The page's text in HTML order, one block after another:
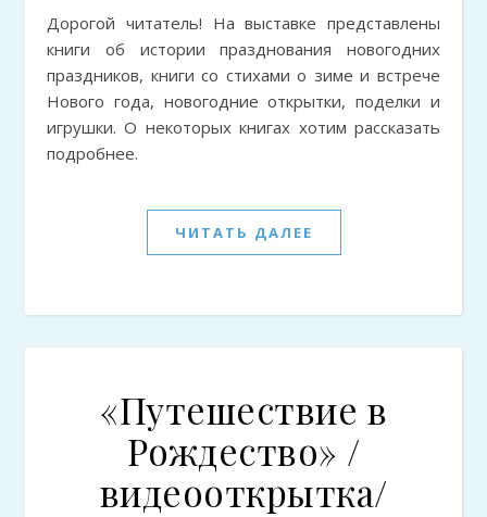
Дорогой читатель! На выставке представлены
книги об истории празднования новогодних
праздников, книги со стихами о зиме и встрече
Нового года, новогодние открытки, поделки и
игрушки. О некоторых книгах хотим рассказать
подробнее.
ЧИТАТЬ ДАЛЕЕ
«Путешествие в
Рождество» /
видеооткрытка/